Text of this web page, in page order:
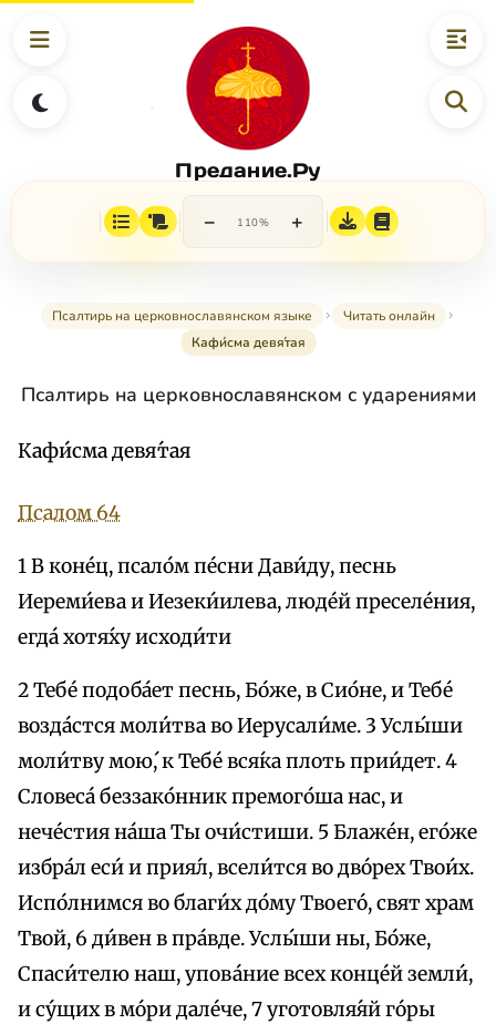
Предание.Ру
− 110% +
Псалтирь на церковнославянском языке
Читать онлайн
Кафи́сма девя́тая
Псалтирь на церковнославянском с ударениями
Кафи́сма девя́тая
Псалом 64
1 В коне́ц, псало́м пе́сни Дави́ду, песнь
Иереми́ева и Иезеки́илева, люде́й преселе́ния,
егда́ хотя́ху исходи́ти
2 Тебе́ подоба́ет песнь, Бо́же, в Сио́не, и Тебе́
возда́стся моли́тва во Иерусали́ме. 3 Услы́ши
моли́тву мою́, к Тебе́ вся́ка плоть прии́дет. 4
Словеса́ беззако́нник премого́ша нас, и
нече́стия на́ша Ты очи́стиши. 5 Блаже́н, eго́же
избра́л еси́ и прия́л, всели́тся во дво́рех Твои́х.
Испо́лнимся во благи́х до́му Твоего́, свят храм
Твой, 6 ди́вен в пра́вде. Услы́ши ны, Бо́же,
Спаси́телю наш, упова́ние всех конце́й земли́,
и су́щих в мо́ри дале́че, 7 уготовля́яй го́ры